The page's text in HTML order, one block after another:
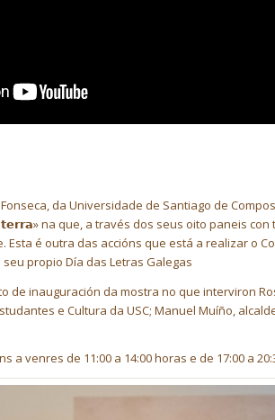
da Universidade de Santiago de
na que, a través dos seus oito paneis
Esta é outra das accións que está a realizar o
propio Día das Letras Galegas
de inauguración da mostra no que interviron
e Cultura da USC; Manuel Muíño,
a venres de 11:00 a 14:00 horas e de 17:00 a